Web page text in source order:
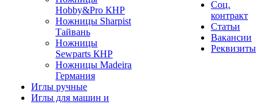
Hobby&Pro КНР
Ножницы Sharpist
Тайвань
Ножницы
Sewparts КНР
Ножницы Madeira
Германия
Иглы ручные
Иглы для машин и
Соц.
контракт
Статьи
Вакансии
Реквизиты